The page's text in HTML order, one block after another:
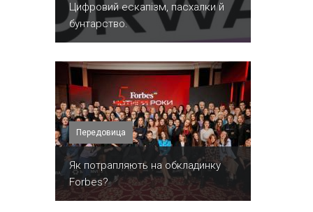
​Цифровий ескапізм, пасхалки й
бунтарство.
Передовица
​Як потрапляють на обкладинку
Forbes?